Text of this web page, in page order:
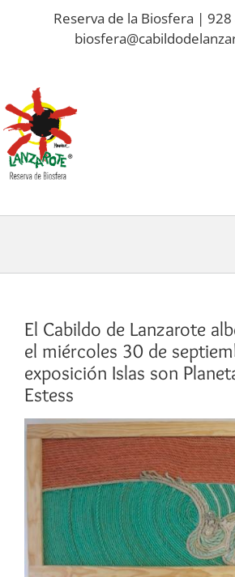
Reserva de la Biosfera |
El Cabildo de Lanzarote
el miércoles 30 de
exposición Islas son
Estess
Ver
imagen
más
grande